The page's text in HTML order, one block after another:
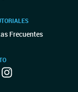
Frecuentes